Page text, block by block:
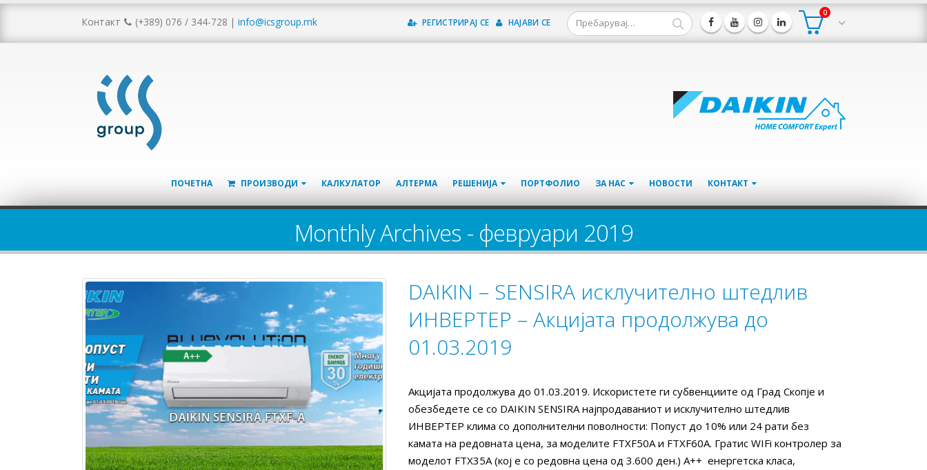
Контакт (+389) 076 / 344-728 | info@icsgroup.mk РЕГИСТРИРАЈ СЕ НАЈАВИ СЕ
0
ПОЧЕТНА ПРОИЗВОДИ КАЛКУЛАТОР АЛТЕРМА РЕШЕНИЈА ПОРТФОЛИО ЗА НАС НОВОСТИ КОНТАКТ
Monthly Archives - февруари 2019
DAIKIN – SENSIRA исклучително штедлив
ИНВЕРТЕР – Акцијата продолжува до
01.03.2019
Акцијата продолжува до 01.03.2019. Искористете ги субвенциите од Град Скопје и
обезбедете се со DAIKIN SENSIRA најпродаваниот и исклучително штедлив
ИНВЕРТЕР клима со дополнителни поволности: Попуст дo 10% или 24 рати без
камата на редовната цена, за моделите FTXF50A и FTXF60A. Гратис WIFi контролер за
моделот FTX35A (кој е со редовна цена oд 3.600 ден.) A++ енергетска класа,